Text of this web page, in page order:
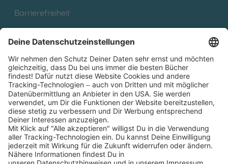
Barrierefreiheit
Partnerprogramm (Affiliate)
Folge uns auf
* Versandkostenfrei ab 9,00 € Bestellwert innerhalb
Deutschlands